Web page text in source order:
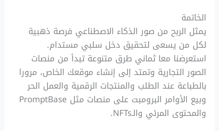
الخاتمة
يمثل الربح من صور الذكاء الاصطناعي فرصة ذهبية
لكل من يسعى لتحقيق دخل سلبي مستدام.
استعرضنا معا ثماني طرق متنوعة تبدأ من منصات
الصور التجارية وتمتد إلى إنشاء موقعك الخاص، مرورا
بالطباعة عند الطلب والمنتجات الرقمية والعمل الحر
وبيع الأوامر البرومبت على منصات مثل PromptBase
والمحتوى المرئي والـNFTs.